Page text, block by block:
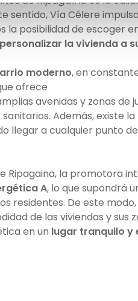
sentido, Vía Célere
la posibilidad de escoger
personalizar la vivienda a
moderno, en
ofrece
avenidas y zonas de
Además, existe la
llegar a cualquier punto
Ripagaina, la promotora
A, lo que supondrá
residentes. De este
de las viviendas y sus
en un lugar tranquilo y